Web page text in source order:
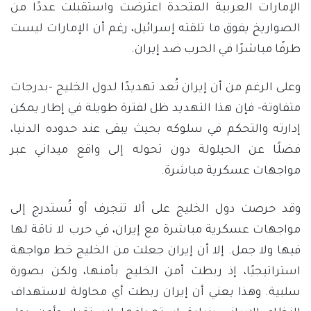
الإمارات العربية المتحدة اعترضت واستقبلت عددًا من
الصواريخ يفوق ما تلقته إسرائيل، رغم أن الإمارات ليست
طرفًا مباشرًا في الحرب ضد إيران.
وعلى الرغم من أن إيران تُعد تهديدًا لدول الخليج -بدرجات
متفاوتة- فإن هذا التهديد ظل لفترة طويلة في إطار يمكن
إدارته والتحكم في سلوكه بحيث يبقى عند حدوده الدنيا،
فضلًا عن الحيلولة دون تحوله إلى واقع ميداني عبر
مواجهات عسكرية مباشرة.
وقد حرصت دول الخليج على ألا تنجرف أو تُستدرج إلى
مواجهات عسكرية مباشرة مع إيران، في حرب لا ناقة لها
فيها ولا جمل. إلا أن إيران جعلت من الخليج خط مواجهة
استراتيجيًا، إذ ربطت أمن الخليج بأمنها، ولكن بصورة
سلبية. وهذا يعني أن إيران ربطت أي محاولة لاستهداف